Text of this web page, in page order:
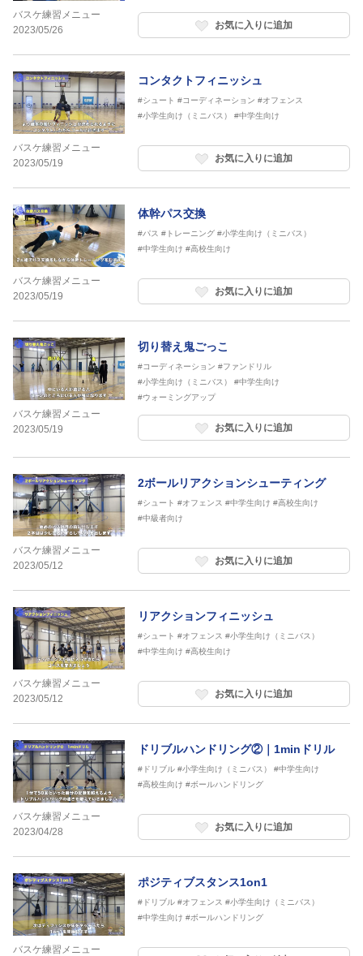
バスケ練習メニュー
2023/05/26
お気に入りに追加
バスケ練習メニュー
2023/05/19
コンタクトフィニッシュ
#シュート #コーディネーション #オフェンス
#小学生向け（ミニバス）
#中学生向け
お気に入りに追加
バスケ練習メニュー
2023/05/19
体幹パス交換
#パス #トレーニング #小学生向け（ミニバス）
#中学生向け #高校生向け
お気に入りに追加
バスケ練習メニュー
2023/05/19
切り替え鬼ごっこ
#コーディネーション #ファンドリル
#小学生向け（ミニバス）
#中学生向け
#ウォーミングアップ
お気に入りに追加
バスケ練習メニュー
2023/05/12
2ボールリアクションシューティング
#シュート #オフェンス #中学生向け #高校生向け
#中級者向け
お気に入りに追加
バスケ練習メニュー
2023/05/12
リアクションフィニッシュ
#シュート #オフェンス #小学生向け（ミニバス）
#中学生向け #高校生向け
お気に入りに追加
バスケ練習メニュー
2023/04/28
ドリブルハンドリング②｜1minドリル
#ドリブル #小学生向け（ミニバス）
#中学生向け
#高校生向け #ボールハンドリング
お気に入りに追加
バスケ練習メニュー
ポジティブスタンス1on1
#ドリブル #オフェンス #小学生向け（ミニバス）
#中学生向け #ボールハンドリング